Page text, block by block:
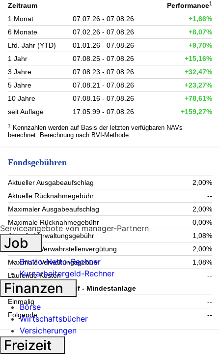
Zeitraum Performance1
1 Monat 07.07.26 - 07.08.26
+1,66%
6 Monate
07.02.26 - 07.08.26
+8,07%
Lfd. Jahr (YTD)
01.01.26 - 07.08.26
+9,70%
1 Jahr
07.08.25 - 07.08.26
+15,16%
3 Jahre
07.08.23 - 07.08.26
+32,47%
5 Jahre
07.08.21 - 07.08.26
+23,27%
10 Jahre
07.08.16 - 07.08.26
+78,61%
seit Auflage
17.05.99 - 07.08.26 +159,27%
1
Kennzahlen werden auf Basis der letzten verfügbaren NAVs
berechnet. Berechnung nach BVI-Methode.
Fondsgebühren
Aktueller Ausgabeaufschlag
2,00%
Aktuelle Rücknahmegebühr
--
Maximaler Ausgabeaufschlag
2,00%
Maximale Rücknahmegebühr
0,00%
Aktuelle Verwaltungsgebühr
1,08%
Maximale Verwahrstellenvergütung
2,00%
Maximale Verwaltungsgebühr
1,08%
Laufende Kosten
--
Information zum Kauf - Mindestanlage
Einmalig
--
Folgende
--
Fondsstruktur
Serviceangebote von manager-Partnern
Job
Brutto-Netto-Rechner
Kurzarbeitergeld-Rechner
Finanzen
Börse
Wirtschaftsbücher
Versicherungen
Freizeit